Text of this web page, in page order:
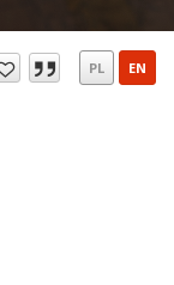
PL EN